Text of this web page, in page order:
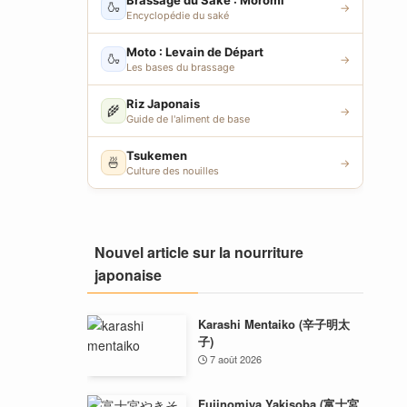
🍶
Encyclopédie du saké
→
🍶 Moto : Levain de Départ
Les bases du brassage
→
🌾 Riz Japonais
Guide de l'aliment de base
→
🍜 Tsukemen
Culture des nouilles
→
Nouvel article sur la nourriture
japonaise
Karashi Mentaiko (辛子明太
子)
7 août 2026